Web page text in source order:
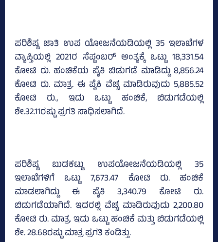
ಪರಿಶಿಷ್ಟ ಜಾತಿ ಉಪ ಯೋಜನೆಯಡಿಯಲ್ಲಿ 35 ಇಲಾಖೆಗಳ
ವ್ಯಾಪ್ತಿಯಲ್ಲಿ 2021ರ ಸೆಪ್ಟಂಬರ್‌ ಅಂತ್ಯಕ್ಕೆ ಒಟ್ಟು 18,331.54
ಕೋಟಿ ರು. ಹಂಚಿಕೆಯ ಪೈಕಿ ಬಿಡುಗಡೆ ಮಾಡಿದ್ದು 8,856.24
ಕೋಟಿ ರು. ಮಾತ್ರ. ಈ ಪೈಕಿ ವೆಚ್ಚ ಮಾಡಿರುವುದು 5,885.52
ಕೋಟಿ ರು., ಇದು ಒಟ್ಟು ಹಂಚಿಕೆ, ಬಿಡುಗಡೆಯಲ್ಲಿ
ಶೇ.32.11ರಷ್ಟು ಪ್ರಗತಿ ಸಾಧಿಸಲಾಗಿದೆ.
ಪರಿಶಿಷ್ಟ ಬುಡಕಟ್ಟು ಉಪಯೋಜನೆಯಡಿಯಲ್ಲಿ 35
ಇಲಾಖೆಗಳಿಗೆ ಒಟ್ಟು 7,673.47 ಕೋಟಿ ರು. ಹಂಚಿಕೆ
ಮಾಡಲಾಗಿದ್ದು ಈ ಪೈಕಿ 3,340.79 ಕೋಟಿ ರು.
ಬಿಡುಗಡೆಯಾಗಿದೆ. ಇದರಲ್ಲಿ ವೆಚ್ಚ ಮಾಡಿರುವುದು 2,200.80
ಕೋಟಿ ರು. ಮಾತ್ರ. ಇದು ಒಟ್ಟು ಹಂಚಿಕೆ ಮತ್ತು ಬಿಡುಗಡೆಯಲ್ಲಿ
ಶೇ. 28.68ರಷ್ಟು ಮಾತ್ರ ಪ್ರಗತಿ ಕಂಡಿತ್ತು.